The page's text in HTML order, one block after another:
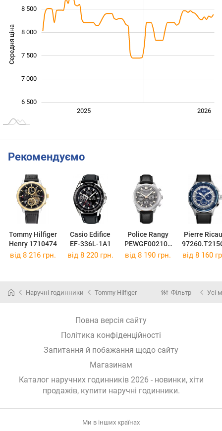
Середня ціна
6 500
7 000
7 500
8 000
8 500
2026
2025
Рекомендуємо
Tommy Hilfiger
Henry 1710474
Casio Edifice
EF-336L-1A1
Police Rangy
PEWGF002100
6
Pierre
від 8 216 грн. від 8 220 грн. від 8 190 грн. від 8 160
Наручні годинники Tommy Hilfiger Фільтр Усі
Повна версія сайту
Політика конфіденційності
Запитання й побажання щодо сайту
Магазинам
Каталог наручних годинників 2026 - новинки, хіти
продажів, купити наручні годинники.
Ми в інших країнах